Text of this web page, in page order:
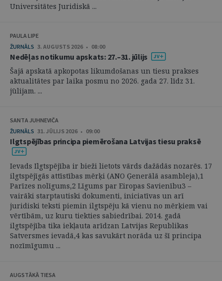
Universitātes Juridiskā ...
PAULA LIPE
ŽURNĀLS 3. AUGUSTS 2026 • 08:00
Nedēļas notikumu apskats: 27.–31. jūlijs
Šajā apskatā apkopotas likumdošanas un tiesu prakses
aktualitātes par laika posmu no 2026. gada 27. līdz 31.
jūlijam. ...
SANTA JUHNEVIČA
ŽURNĀLS 31. JŪLIJS 2026 • 09:00
Ilgtspējības principa piemērošana Latvijas tiesu praksē
Ievads Ilgtspējība ir bieži lietots vārds dažādās nozarēs. 17
ilgtspējīgās attīstības mērķi (ANO Ģenerālā asambleja),1
Parīzes nolīgums,2 Līgums par Eiropas Savienību3 –
vairāki starptautiski dokumenti, iniciatīvas un arī
juridiski teksti piemin ilgtspēju kā vienu no mērķiem vai
vērtībām, uz kuru tiekties sabiedrībai. 2014. gadā
ilgtspējība tika iekļauta arīdzan Latvijas Republikas
Satversmes ievadā,4 kas savukārt norāda uz šī principa
nozīmīgumu ...
AUGSTĀKĀ TIESA